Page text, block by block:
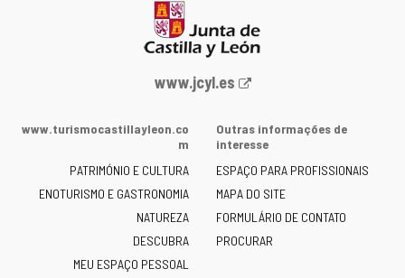
Portal
Junta
Castilla
y
León
-
www.jcyl.es
www.turismocastillayleon.co
m
PATRIMÓNIO E CULTURA
ENOTURISMO E GASTRONOMIA
NATUREZA
DESCUBRA
MEU ESPAÇO PESSOAL
Outras informações de
interesse
ESPAÇO PARA PROFISSIONAIS
MAPA DO SITE
FORMULÁRIO DE CONTATO
PROCURAR